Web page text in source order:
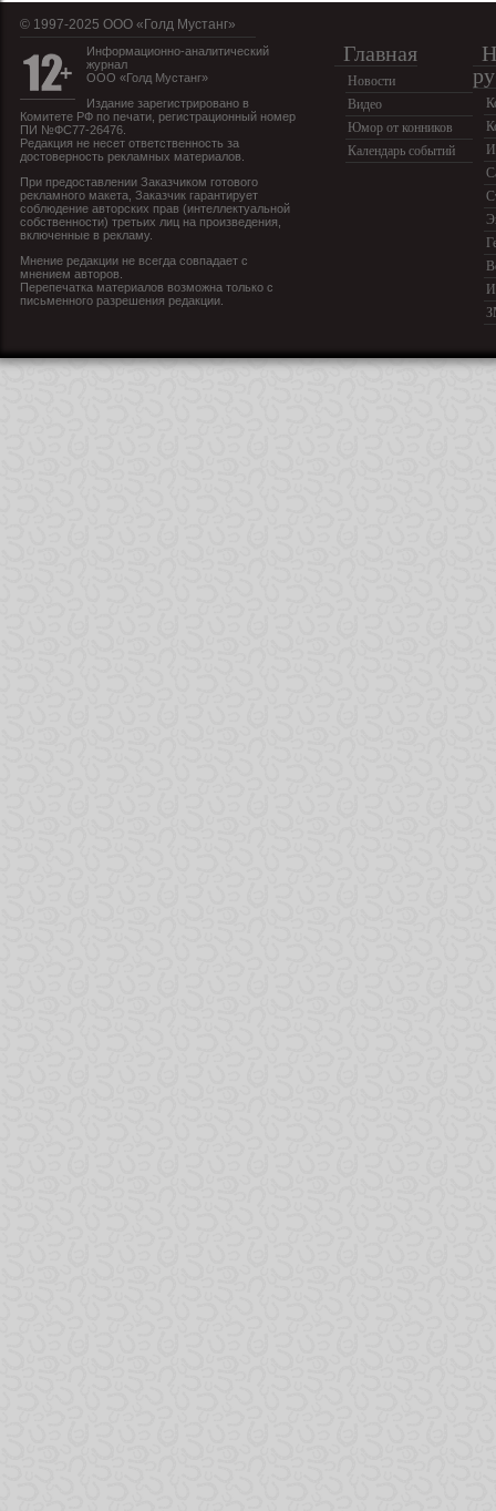
© 1997-2025 OOO «Голд Мустанг»
Информационно-аналитический
журнал
ООО «Голд Мустанг»
Издание зарегистрировано в
Комитете РФ по печати, регистрационный номер
ПИ №ФС77-26476.
Редакция не несет ответственность за
достоверность рекламных материалов.
При предоставлении Заказчиком готового
рекламного макета, Заказчик гарантирует
соблюдение авторских прав (интеллектуальной
собственности) третьих лиц на произведения,
включенные в рекламу.
Мнение редакции не всегда совпадает с
мнением авторов.
Перепечатка материалов возможна только с
письменного разрешения редакции.
Главная
Новости
Видео
Юмор от конников
Календарь событий